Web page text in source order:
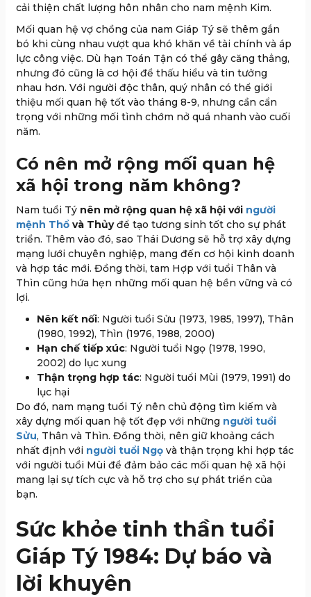
cải thiện chất lượng hôn nhân cho nam mệnh Kim.
Mối quan hệ vợ chồng của nam Giáp Tý sẽ thêm gắn
bó khi cùng nhau vượt qua khó khăn về tài chính và áp
lực công việc. Dù hạn Toán Tận có thể gây căng thẳng,
nhưng đó cũng là cơ hội để thấu hiểu và tin tưởng
nhau hơn. Với người độc thân, quý nhân có thể giới
thiệu mối quan hệ tốt vào tháng 8-9, nhưng cần cẩn
trọng với những mối tình chớm nở quá nhanh vào cuối
năm.
Có nên mở rộng mối quan hệ
xã hội trong năm không?
Nam tuổi Tý nên mở rộng quan hệ xã hội với người
mệnh Thổ và Thủyđể tạo tương sinh tốt cho sự phát
triển. Thêm vào đó, sao Thái Dương sẽ hỗ trợ xây dựng
mạng lưới chuyên nghiệp, mang đến cơ hội kinh doanh
và hợp tác mới. Đồng thời, tam Hợp với tuổi Thân và
Thìn cũng hứa hẹn những mối quan hệ bền vững và có
lợi.
Nên kết nối: Người tuổi Sửu (1973, 1985, 1997), Thân
(1980, 1992), Thìn (1976, 1988, 2000)
Hạn chế tiếp xúc: Người tuổi Ngọ (1978, 1990,
2002) do lục xung
Thận trọng hợp tác: Người tuổi Mùi (1979, 1991) do
lục hại
Do đó, nam mạng tuổi Tý nên chủ động tìm kiếm và
xây dựng mối quan hệ tốt đẹp với những người tuổi
Sửu, Thân và Thìn. Đồng thời, nên giữ khoảng cách
nhất định với người tuổi Ngọ và thận trọng khi hợp tác
với người tuổi Mùi để đảm bảo các mối quan hệ xã hội
mang lại sự tích cực và hỗ trợ cho sự phát triển của
bạn.
Sức khỏe tinh thần tuổi
Giáp Tý 1984: Dự báo và
lời khuyên